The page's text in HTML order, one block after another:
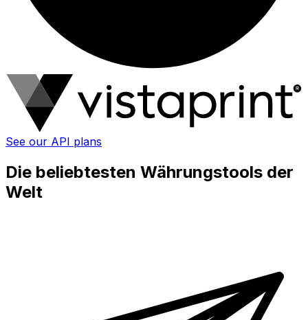
See our API plans
Die beliebtesten Währungstools der
Welt